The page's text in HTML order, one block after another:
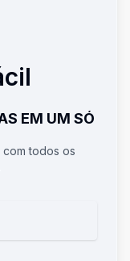
EM UM SÓ
com todos os